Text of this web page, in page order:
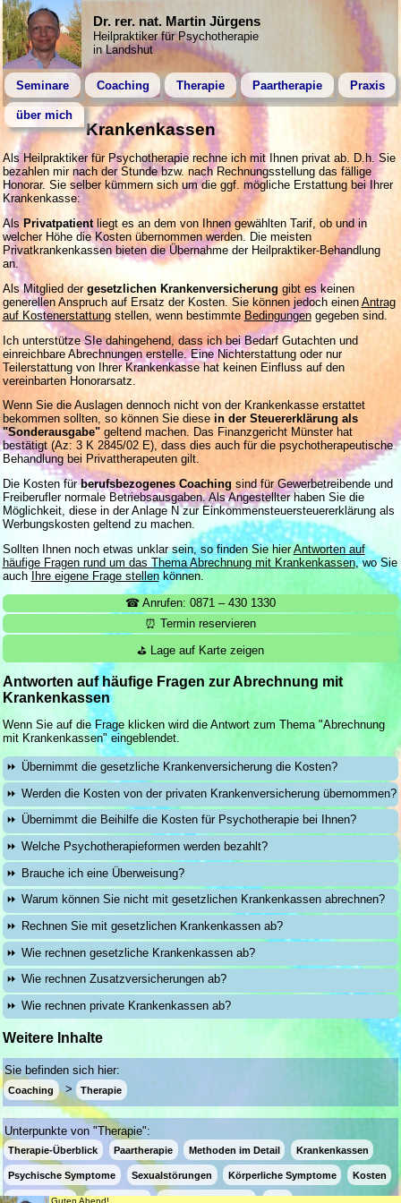
Dr. rer. nat. Martin Jürgens
Heilpraktiker für Psychotherapie
in Landshut
Seminare Coaching Therapie Paartherapie Praxis
über mich
Krankenkassen
Als Heilpraktiker für Psychotherapie rechne ich mit Ihnen privat ab. D.h. Sie
bezahlen mir nach der Stunde bzw. nach Rechnungsstellung das fällige
Honorar. Sie selber kümmern sich um die ggf. mögliche Erstattung bei Ihrer
Krankenkasse:
Als Privatpatientliegt es an dem von Ihnen gewählten Tarif, ob und in
welcher Höhe die Kosten übernommen werden. Die meisten
Privatkrankenkassen bieten die Übernahme der Heilpraktiker-Behandlung
an.
Als Mitglied der gesetzlichen Krankenversicherung gibt es keinen
generellen Anspruch auf Ersatz der Kosten. Sie können jedoch einen Antrag
auf Kostenerstattungstellen, wenn bestimmte Bedingungengegeben sind.
Ich unterstütze SIe dahingehend, dass ich bei Bedarf Gutachten und
einreichbare Abrechnungen erstelle. Eine Nichterstattung oder nur
Teilerstattung von Ihrer Krankenkasse hat keinen Einfluss auf den
vereinbarten Honorarsatz.
Wenn Sie die Auslagen dennoch nicht von der Krankenkasse erstattet
bekommen sollten, so können Sie diese in der Steuererklärung als
"Sonderausgabe"geltend machen. Das Finanzgericht Münster hat
bestätigt (Az: 3 K 2845/02 E), dass dies auch für die psychotherapeutische
Behandlung bei Privattherapeuten gilt.
Die Kosten fürberufsbezogenes Coaching sind für Gewerbetreibende und
Freiberufler normale Betriebsausgaben. Als Angestellter haben Sie die
Möglichkeit, diese in der Anlage N zur Einkommensteuersteuererklärung als
Werbungskosten geltend zu machen.
Sollten Ihnen noch etwas unklar sein, so finden Sie hierAntworten auf
häufige Fragen rund um das Thema Abrechnung mit Krankenkassen, wo Sie
auch
Ihre eigene Frage stellenkönnen.
☎ Anrufen: 0871 – 430 1330
⏰ Termin reservieren
⛳ Lage auf Karte zeigen
Antworten auf häufige Fragen zur Abrechnung mit
Krankenkassen
Wenn Sie auf die Frage klicken wird die Antwort zum Thema "Abrechnung
mit Krankenkassen" eingeblendet.
Übernimmt die gesetzliche Krankenversicherung die Kosten?
Werden die Kosten von der privaten Krankenversicherung übernommen?
Übernimmt die Beihilfe die Kosten für Psychotherapie bei Ihnen?
Welche Psychotherapieformen werden bezahlt?
Brauche ich eine Überweisung?
Warum können Sie nicht mit gesetzlichen Krankenkassen abrechnen?
Rechnen Sie mit gesetzlichen Krankenkassen ab?
Wie rechnen gesetzliche Krankenkassen ab?
Wie rechnen Zusatzversicherungen ab?
Wie rechnen private Krankenkassen ab?
Weitere Inhalte
Sie befinden sich hier:
Coaching Therapie
Unterpunkte von "Therapie":
Therapie-Überblick Paartherapie Methoden im Detail Krankenkassen
Psychische Symptome Sexualstörungen Körperliche Symptome Kosten
Freie Termine Vorbeugung
Guten Abend!